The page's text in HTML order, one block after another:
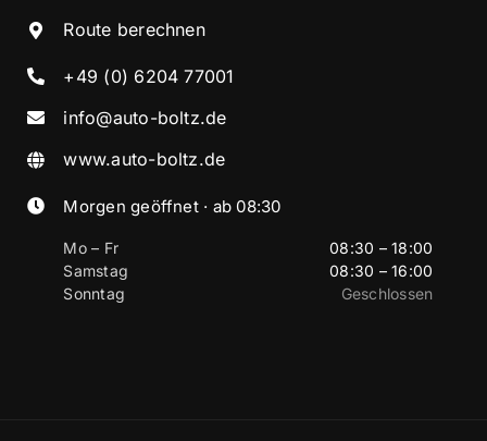
Route berechnen
+49 (0) 6204 77001
info@auto-boltz.de
www.auto-boltz.de
Morgen geöffnet · ab 08:30
Mo – Fr
08:30 – 18:00
Samstag
08:30 – 16:00
Sonntag
Geschlossen